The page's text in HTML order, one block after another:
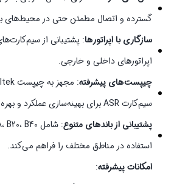
گسترده و اتصال مطمئن حتی در محیط‌های
سازگاری با اپراتورها
اپراتورهای داخلی و خارجی.
چیپست‌های پیشرفته
سیم‌کارت ASR برای بهینه‌سازی عملکرد و بهره‌وری.
پشتیبانی از باندهای متنوع
استفاده در مناطق مختلف را فراهم می‌کند.
امکانات پیشرفته: